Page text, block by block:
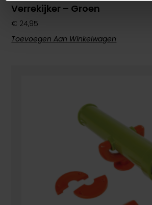
Verrekijker – Groen
€ 24,95
Toevoegen Aan Winkelwagen